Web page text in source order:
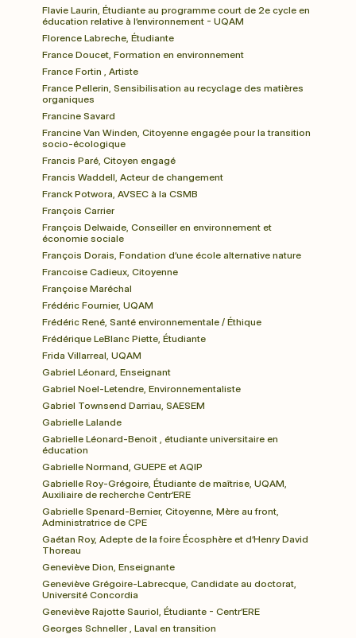
Flavie Laurin, Étudiante au programme court de 2e cycle en
éducation relative à l’environnement - UQAM
Florence Labreche, Étudiante
France Doucet, Formation en environnement
France Fortin , Artiste
France Pellerin, Sensibilisation au recyclage des matières
organiques
Francine Savard
Francine Van Winden, Citoyenne engagée pour la transition
socio-écologique
Francis Paré, Citoyen engagé
Francis Waddell, Acteur de changement
Franck Potwora, AVSEC à la CSMB
François Carrier
François Delwaide, Conseiller en environnement et
économie sociale
François Dorais, Fondation d’une école alternative nature
Francoise Cadieux, Citoyenne
Françoise Maréchal
Frédéric Fournier, UQAM
Frédéric René, Santé environnementale / Éthique
Frédérique LeBlanc Piette, Étudiante
Frida Villarreal, UQAM
Gabriel Léonard, Enseignant
Gabriel Noel-Letendre, Environnementaliste
Gabriel Townsend Darriau, SAESEM
Gabrielle Lalande
Gabrielle Léonard-Benoit , étudiante universitaire en
éducation
Gabrielle Normand, GUEPE et AQIP
Gabrielle Roy-Grégoire, Étudiante de maîtrise, UQAM,
Auxiliaire de recherche Centr’ERE
Gabrielle Spenard-Bernier, Citoyenne, Mère au front,
Administratrice de CPE
Gaétan Roy, Adepte de la foire Écosphère et d’Henry David
Thoreau
Geneviève Dion, Enseignante
Geneviève Grégoire-Labrecque, Candidate au doctorat,
Université Concordia
Geneviève Rajotte Sauriol, Étudiante - Centr’ERE
Georges Schneller , Laval en transition